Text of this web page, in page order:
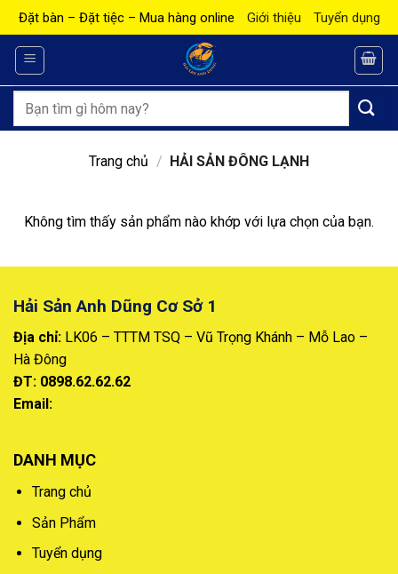
qua
nội
dung
Đặt bàn – Đặt tiệc – Mua hàng online Giới thiệu Tuyển dụng
Tìm
kiếm:
Trang chủ / HẢI SẢN ĐÔNG LẠNH
Không tìm thấy sản phẩm nào khớp với lựa chọn của bạn.
Hải Sản Anh Dũng Cơ Sở 1
Địa chỉ: LK06 – TTTM TSQ – Vũ Trọng Khánh – Mỗ Lao –
Hà Đông
ĐT: 0898.62.62.62
Email:
DANH MỤC
Trang chủ
Sản Phẩm
Tuyển dụng